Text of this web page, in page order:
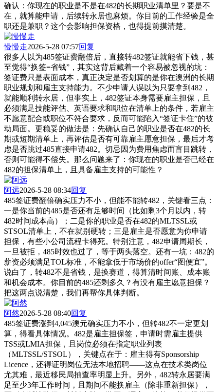
确认：你现在的职业是不是在482的长期职业清单里？要是不
在，就算能申请，后续转永居也麻烦。你目前的工作经验是全
职还是兼职？这个会影响担保资格，也得提前摸清楚。
慢慢走2026-5-28 07:57回复
很多人以为485签证费翻倍后，直接转482签证就能省下钱，甚
至觉得“换签=省钱”，其实这背后藏着一个容易被忽视的坑：
签证费只是表面成本，真正决定是否划算的是你在澳洲的长期
职业规划和雇主支持能力。不少申请人误以为只要拿到482，
就能顺利转永居，但事实上，482签证本身需要雇主担保，且
必须满足技能评估、英语要求和职位在清单上的条件，若雇主
不愿意配合或职位不符合要求，反而可能陷入“签证卡住”的被
动局面。更稳妥的做法是：先确认自己的职业是否在482的长
期或短期清单上，再评估是否有可靠雇主愿意担保，最后才考
虑是否跳过485直接申请482。切忌因为费用焦虑而盲目跳转，
否则可能得不偿失。那么问题来了：你现在的职业是否已经在
482的担保清单上，且具备雇主支持的可能性？
阿远2026-5-28 08:34回复
485签证费翻倍确实压力不小，但能不能转482，关键看三点：
一是你当前的485是否还有足够时间（比如剩3个月以内，转
482时间成本高）；二是你的职业是否在482的MLTSSL或
STSOL清单上，不在就别硬转；三是雇主是否愿意为你申请
担保，有些小公司流程卡得死。特别注意，482申请周期长，
一旦被拒，485时效也过了，等于两头落空。还有一坑：482的
薪资必须满足TOL标准，不能拿低于市场价的offer“图便宜”。
说白了，转482不是省钱，是换赛道，得算清时间账、成本账
和机会成本。你目前的485还剩多久？有没有雇主愿意担保？
把这两点说清楚，我们再帮你具体判断。
阿然2026-5-28 08:40回复
485签证费涨到4,045澳元确实压力不小，但转482不一定更划
算，得看具体情况。482是雇主担保签，申请时需雇主提供
TSS或LMIA担保，且岗位必须在指定职业列表
（MLTSSL/STSOL），关键点在于：雇主得有Sponsorship
Licence，还得证明岗位无法本地招聘——这点在技术类岗位
尤其难，最近移民局抽查率明显上升。另外，482转永居要满
足至少3年工作时间，且期间不能换雇主（除非重新担保），